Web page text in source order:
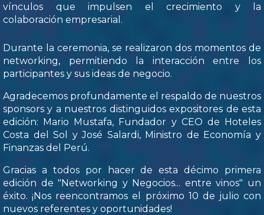
vínculos que impulsen el crecimiento y la
colaboración empresarial.
Durante la ceremonia, se realizaron dos momentos de
networking, permitiendo la interacción entre los
participantes y sus ideas de negocio.
Agradecemos profundamente el respaldo de nuestros
sponsors y a nuestros distinguidos expositores de esta
edición: Mario Mustafa, Fundador y CEO de Hoteles
Costa del Sol y José Salardi, Ministro de Economía y
Finanzas del Perú.
Gracias a todos por hacer de esta décimo primera
edición de "Networking y Negocios... entre vinos" un
éxito. ¡Nos reencontramos el próximo 10 de julio con
nuevos referentes y oportunidades!